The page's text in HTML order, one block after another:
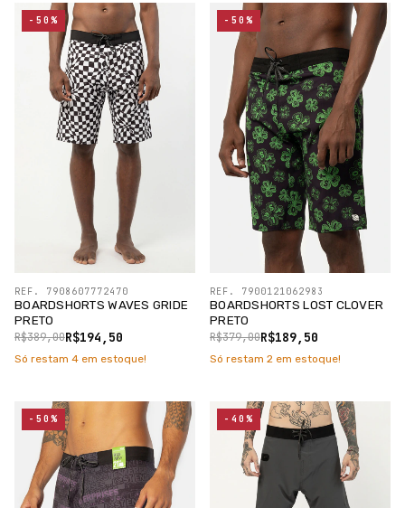
BOARDSHORTS WAVES GRIDE
PRETO
R$194,50
R$389,00
REF. 7908607772470
-50%
Só restam 4 em estoque!
BOARDSHORTS LOST CLOVER
PRETO
R$189,50
R$379,00
REF. 7900121062983
-50%
Só restam 2 em estoque!
-50% -40%